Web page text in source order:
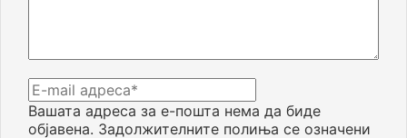
Вашата адреса за е-пошта нема да биде
објавена. Задолжителните полиња се означени